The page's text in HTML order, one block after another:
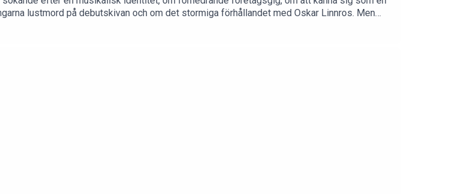
lustmord på debutskivan och om det stormiga förhållandet med Oskar Linnros. Men
i gatan” och om priset hon betalat för framgång.Följ Tomas Andersson Wij på sociala
är sponsrat av STIM (@stimsweden)